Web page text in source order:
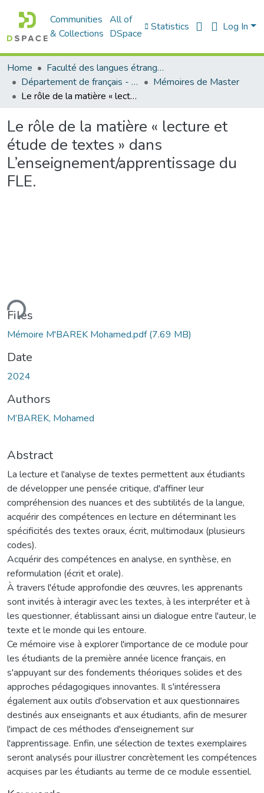
Communities
& Collections
All of
DSpace
Statistics Log In
Home
Faculté des langues étrangères
Département de français - قسم اللغة الفرنسية
Mémoires de Master
Le rôle de la matière « lecture et étude de textes » dans L’enseignement/apprentissage du FLE.
Le rôle de la matière « lecture et
étude de textes » dans
L’enseignement/apprentissage du
FLE.
Files
Mémoire M'BAREK Mohamed.pdf(7.69 MB)
Date
2024
Authors
M’BAREK, Mohamed
Abstract
La lecture et l'analyse de textes permettent aux étudiants
de développer une pensée critique, d'affiner leur
compréhension des nuances et des subtilités de la langue,
acquérir des compétences en lecture en déterminant les
spécificités des textes oraux, écrit, multimodaux (plusieurs
codes).
Acquérir des compétences en analyse, en synthèse, en
reformulation (écrit et orale).
À travers l'étude approfondie des œuvres, les apprenants
sont invités à interagir avec les textes, à les interpréter et à
les questionner, établissant ainsi un dialogue entre l'auteur, le
texte et le monde qui les entoure.
Ce mémoire vise à explorer l'importance de ce module pour
les étudiants de la première année licence français, en
s'appuyant sur des fondements théoriques solides et des
approches pédagogiques innovantes. Il s'intéressera
également aux outils d'observation et aux questionnaires
destinés aux enseignants et aux étudiants, afin de mesurer
l'impact de ces méthodes d'enseignement sur
l'apprentissage. Enfin, une sélection de textes exemplaires
seront analysés pour illustrer concrètement les compétences
acquises par les étudiants au terme de ce module essentiel.